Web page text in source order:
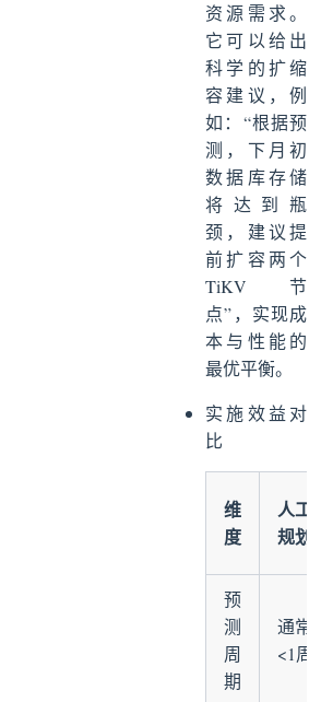
资源需求。
它可以给出
科学的扩缩
容建议，例
如：“根据预
测，下月初
数据库存储
将达到瓶
颈，建议提
前扩容两个
TiKV 节
点”，实现成
本与性能的
最优平衡。
实施效益对
比
维
度
人工
规划
预
测
周
期
通常
<1周